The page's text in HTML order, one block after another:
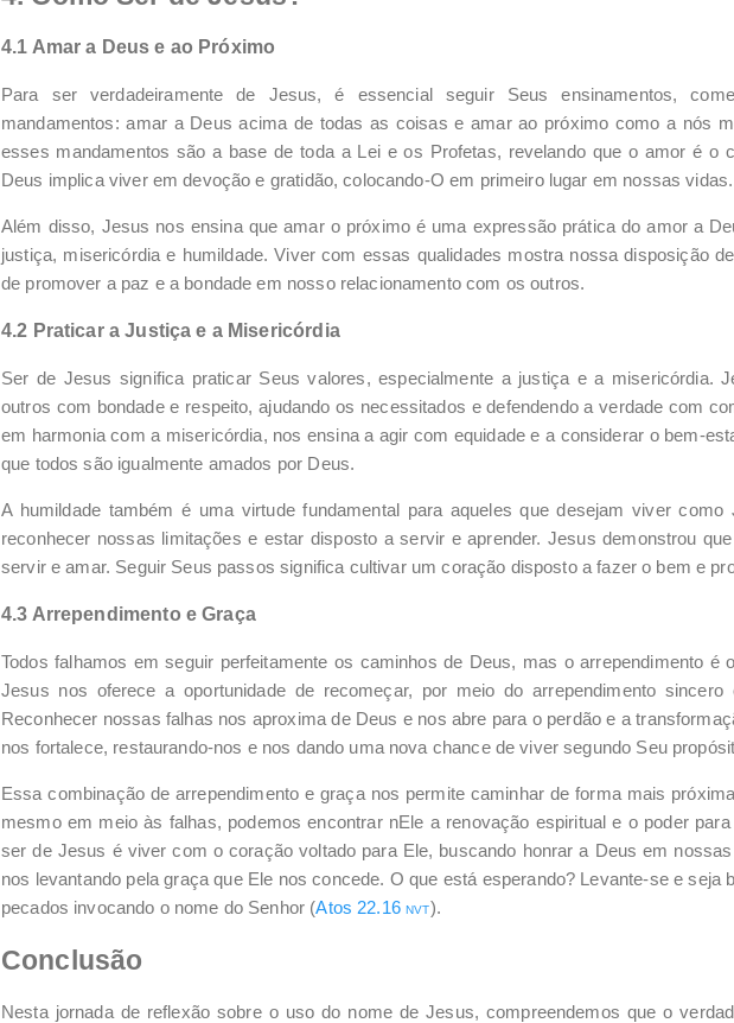
4.1 Amar a Deus e ao Próximo
Para ser verdadeiramente de Jesus, é essencial seguir Seus ensinamentos,
mandamentos: amar a Deus acima de todas as coisas e amar ao próximo como a nós
esses mandamentos são a base de toda a Lei e os Profetas, revelando que o amor é o
Deus implica viver em devoção e gratidão, colocando-O em primeiro lugar em nossas vidas.
Além disso, Jesus nos ensina que amar o próximo é uma expressão prática do amor a
justiça, misericórdia e humildade. Viver com essas qualidades mostra nossa disposição
de promover a paz e a bondade em nosso relacionamento com os outros.
4.2 Praticar a Justiça e a Misericórdia
Ser de Jesus significa praticar Seus valores, especialmente a justiça e a misericórdia.
outros com bondade e respeito, ajudando os necessitados e defendendo a verdade com
em harmonia com a misericórdia, nos ensina a agir com equidade e a considerar o bem-
que todos são igualmente amados por Deus.
A humildade também é uma virtude fundamental para aqueles que desejam viver como
reconhecer nossas limitações e estar disposto a servir e aprender. Jesus demonstrou
servir e amar. Seguir Seus passos significa cultivar um coração disposto a fazer o bem e
4.3 Arrependimento e Graça
Todos falhamos em seguir perfeitamente os caminhos de Deus, mas o arrependimento é
Jesus nos oferece a oportunidade de recomeçar, por meio do arrependimento
Reconhecer nossas falhas nos aproxima de Deus e nos abre para o perdão e a
nos fortalece, restaurando-nos e nos dando uma nova chance de viver segundo Seu
Essa combinação de arrependimento e graça nos permite caminhar de forma mais
mesmo em meio às falhas, podemos encontrar nEle a renovação espiritual e o poder
ser de Jesus é viver com o coração voltado para Ele, buscando honrar a Deus em
nos levantando pela graça que Ele nos concede. O que está esperando? Levante-se e seja
pecados invocando o nome do Senhor (Atos 22.16NVT).
Conclusão
Nesta jornada de reflexão sobre o uso do nome de Jesus, compreendemos que o